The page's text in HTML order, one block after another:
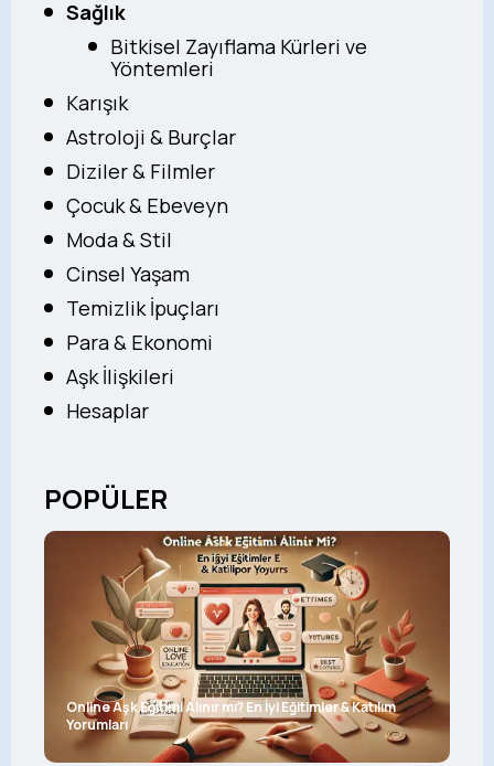
Sağlık
Bitkisel Zayıflama Kürleri ve
Yöntemleri
Karışık
Astroloji & Burçlar
Diziler & Filmler
Çocuk & Ebeveyn
Moda & Stil
Cinsel Yaşam
Temizlik İpuçları
Para & Ekonomi
Aşk İlişkileri
Hesaplar
POPÜLER
Online Aşk Eğitimi Alınır mı? En İyi Eğitimler & Katılım
Yorumları